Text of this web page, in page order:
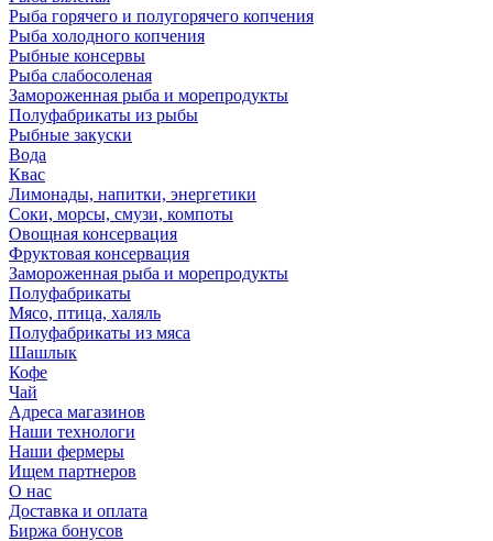
Рыба горячего и полугорячего копчения
Рыба холодного копчения
Рыбные консервы
Рыба слабосоленая
Замороженная рыба и морепродукты
Полуфабрикаты из рыбы
Рыбные закуски
Вода
Квас
Лимонады, напитки, энергетики
Соки, морсы, смузи, компоты
Овощная консервация
Фруктовая консервация
Замороженная рыба и морепродукты
Полуфабрикаты
Мясо, птица, халяль
Полуфабрикаты из мяса
Шашлык
Кофе
Чай
Адреса магазинов
Наши технологи
Наши фермеры
Ищем партнеров
О нас
Доставка и оплата
Биржа бонусов